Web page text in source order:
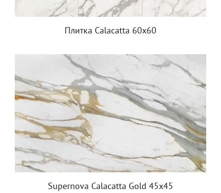
Плитка Calacatta 60x60
Supernova Calacatta Gold 45x45